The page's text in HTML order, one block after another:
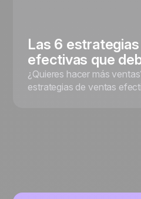
Las 6
efectivas que
¿Quieres hacer más
estrategias de ventas